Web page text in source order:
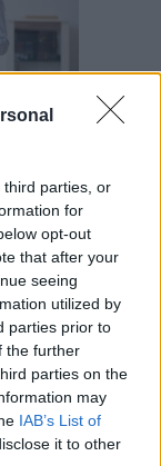
third parties, or
for
opt-out
that after your
seeing
utilized by
parties prior to
the further
parties on the
may
IAB’s List of
it to other
kiabálna
korszerű
az
két
keretében
a makói